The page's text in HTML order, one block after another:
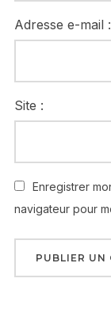
Adresse e-mail :
Site :
Enregistrer
navigateur pour